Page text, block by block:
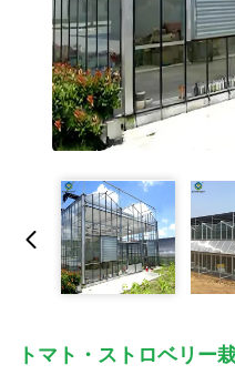
トマト・ストロベリー